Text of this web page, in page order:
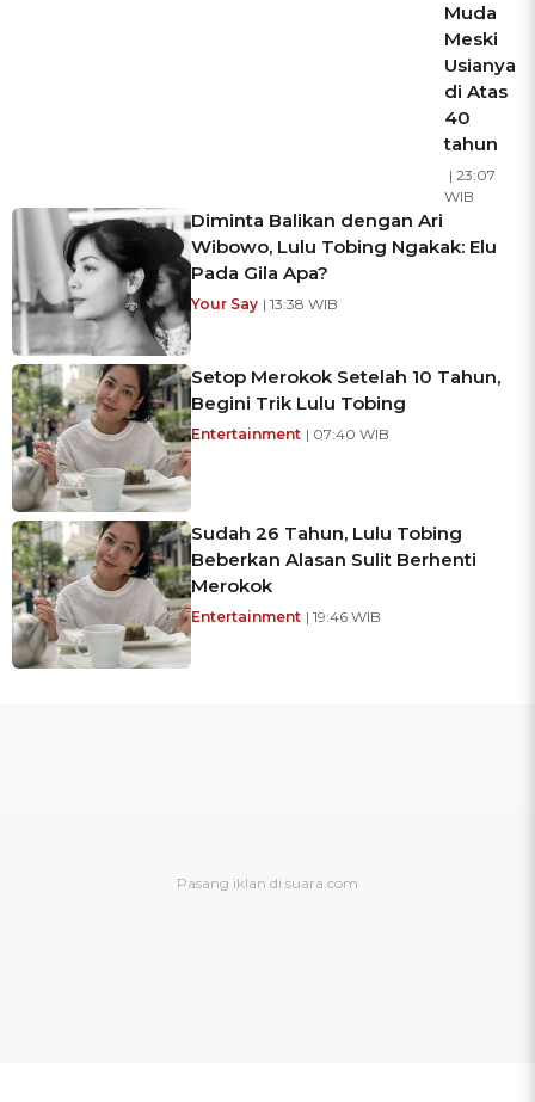
Muda
Meski
Usianya
di Atas
40
tahun
| 23:07
WIB
Diminta Balikan dengan Ari
Wibowo, Lulu Tobing Ngakak: Elu
Pada Gila Apa?
Your Say | 13:38 WIB
Setop Merokok Setelah 10 Tahun,
Begini Trik Lulu Tobing
Entertainment | 07:40 WIB
Sudah 26 Tahun, Lulu Tobing
Beberkan Alasan Sulit Berhenti
Merokok
Entertainment | 19:46 WIB